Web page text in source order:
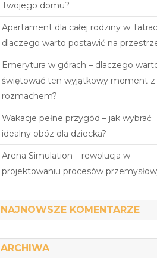
Twojego domu?
Apartament dla całej rodziny w
dlaczego warto postawić na
Emerytura w górach – dlaczego
świętować ten wyjątkowy moment z
rozmachem?
Wakacje pełne przygód – jak wybrać
idealny obóz dla dziecka?
Arena Simulation – rewolucja w
projektowaniu procesów
NAJNOWSZE KOMENTARZE
ARCHIWA